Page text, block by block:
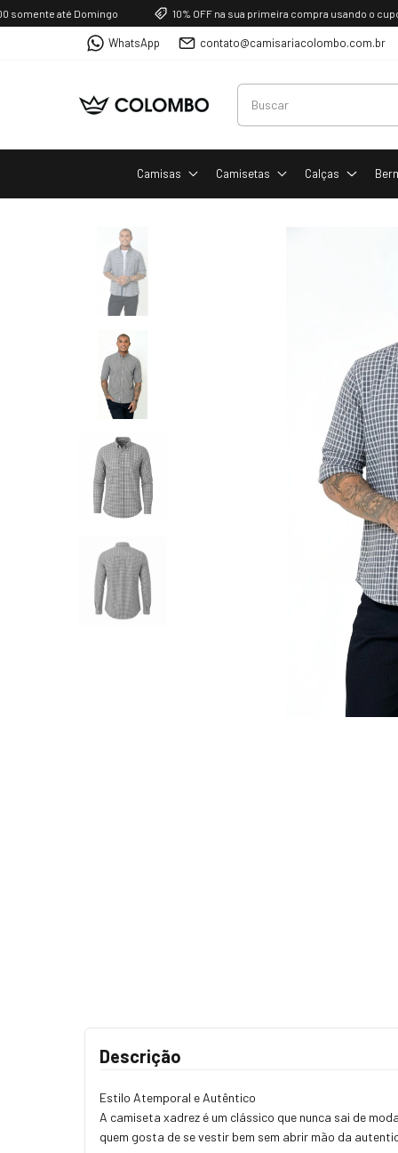
até Domingo 10% OFF na sua primeira compra usando o cupom
WhatsApp contato@camisariacolombo.com.br
Camisas Camisetas Calças
Descrição
Estilo Atemporal e Autêntico
A camiseta xadrez é um clássico que nunca sai de
quem gosta de se vestir bem sem abrir mão da